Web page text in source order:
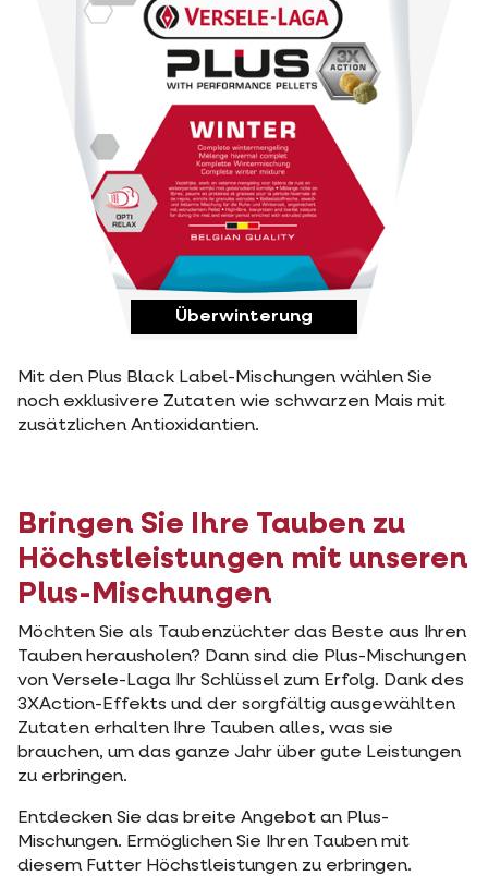
Überwinterung
Mit den Plus Black Label-Mischungen wählen Sie
noch exklusivere Zutaten wie schwarzen Mais mit
zusätzlichen Antioxidantien.
Bringen Sie Ihre Tauben zu
Höchstleistungen mit unseren
Plus-Mischungen
Möchten Sie als Taubenzüchter das Beste aus Ihren
Tauben herausholen? Dann sind die Plus-Mischungen
von Versele-Laga Ihr Schlüssel zum Erfolg. Dank des
3XAction-Effekts und der sorgfältig ausgewählten
Zutaten erhalten Ihre Tauben alles, was sie
brauchen, um das ganze Jahr über gute Leistungen
zu erbringen.
Entdecken Sie das breite Angebot an Plus-
Mischungen. Ermöglichen Sie Ihren Tauben mit
diesem Futter Höchstleistungen zu erbringen.